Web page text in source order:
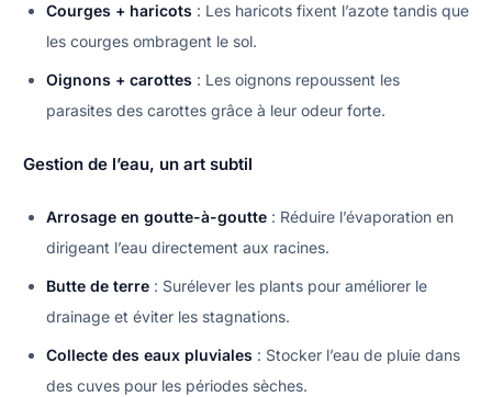
Courges + haricots : Les haricots fixent l’azote tandis que
les courges ombragent le sol.
Oignons + carottes : Les oignons repoussent les
parasites des carottes grâce à leur odeur forte.
Gestion de l’eau, un art subtil
Arrosage en goutte-à-goutte : Réduire l’évaporation en
dirigeant l’eau directement aux racines.
Butte de terre : Surélever les plants pour améliorer le
drainage et éviter les stagnations.
Collecte des eaux pluviales : Stocker l’eau de pluie dans
des cuves pour les périodes sèches.